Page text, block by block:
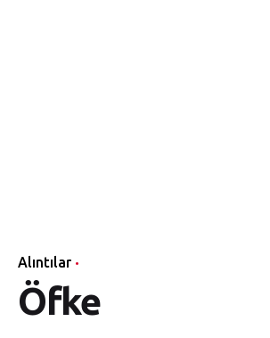
Alıntılar
Öfke